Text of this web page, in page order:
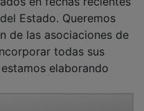
Estado. Queremos
de las asociaciones de
todas sus
elaborando